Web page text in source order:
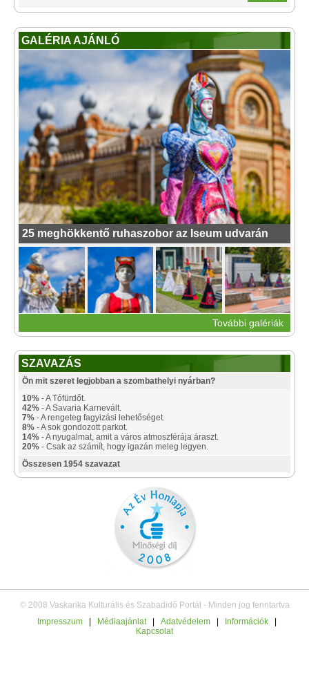
GALÉRIA AJÁNLÓ
25 meghökkentő ruhaszobor az Iseum udvarán
További galériák
SZAVAZÁS
Ön mit szeret legjobban a szombathelyi nyárban?
10% - A Tófürdőt.
42% - A Savaria Karnevált.
7% - A rengeteg fagyizási lehetőséget.
8% - A sok gondozott parkot.
14% - A nyugalmat, amit a város atmoszférája áraszt.
20% - Csak az számít, hogy igazán meleg legyen.
Összesen 1954 szavazat
© 2008 Vaskarika Kulturális és Szabadidő Portál - Minden jog fenntartva
Impresszum
Médiaajánlat Adatvédelem Információk
Kapcsolat